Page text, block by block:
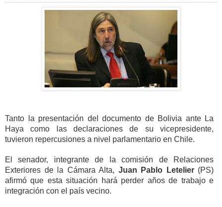
Tanto la presentación del documento de Bolivia ante La
Haya como las declaraciones de su vicepresidente,
tuvieron repercusiones a nivel parlamentario en Chile.
El senador, integrante de la comisión de Relaciones
Exteriores de la Cámara Alta, Juan Pablo Letelier(PS)
afirmó que esta situación hará perder años de trabajo e
integración con el país vecino.